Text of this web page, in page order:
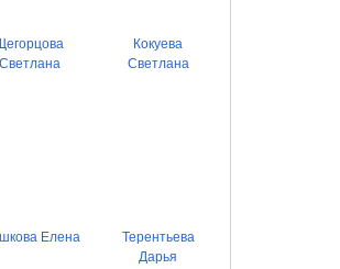
Светлана
Кокуева
Светлана
Елена
Терентьева
Дарья